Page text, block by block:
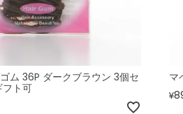
ム 36P ダークブラウン 3個セ
フト可
マ
¥